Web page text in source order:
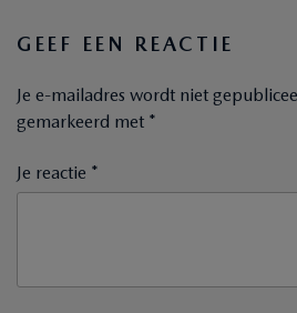
GEEF EEN REACTIE
Je e-mailadres wordt niet
gemarkeerd met *
Je reactie *